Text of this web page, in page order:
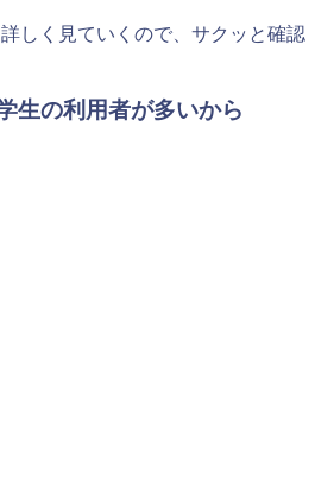
しく見ていくので、サクッと確認
生の利用者が多いから